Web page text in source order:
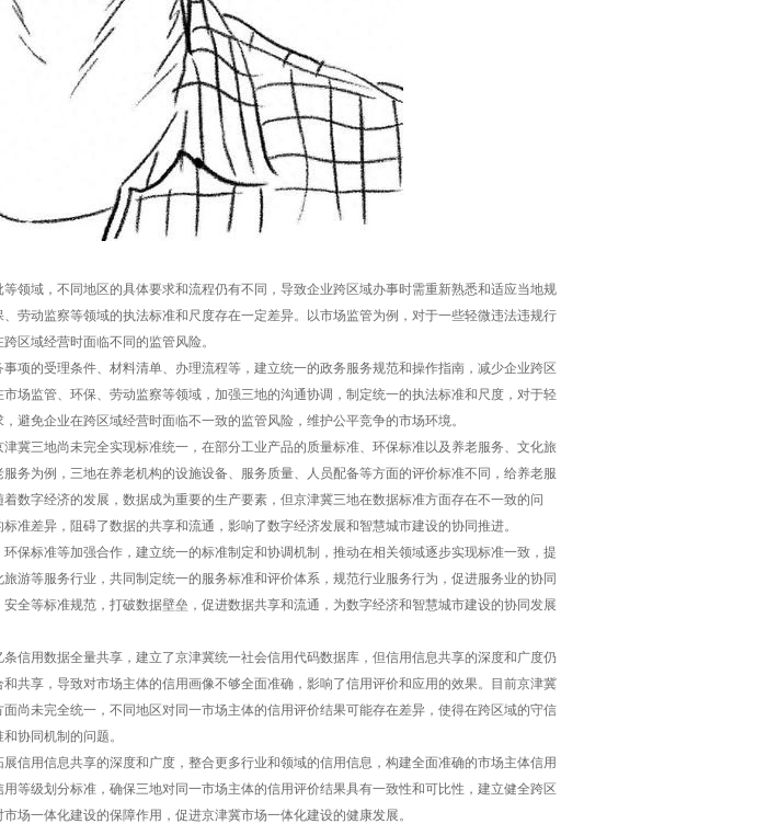
领域，不同地区的具体要求和流程仍有不同，导致企业跨区域办事时需重新熟悉和适应当地规
劳动监察等领域的执法标准和尺度存在一定差异。以市场监管为例，对于一些轻微违法违规行
区域经营时面临不同的监管风险。
项的受理条件、材料清单、办理流程等，建立统一的政务服务规范和操作指南，减少企业跨区
场监管、环保、劳动监察等领域，加强三地的沟通协调，制定统一的执法标准和尺度，对于轻
避免企业在跨区域经营时面临不一致的监管风险，维护公平竞争的市场环境。
冀三地尚未完全实现标准统一，在部分工业产品的质量标准、环保标准以及养老服务、文化旅
务为例，三地在养老机构的设施设备、服务质量、人员配备等方面的评价标准不同，给养老服
数字经济的发展，数据成为重要的生产要素，但京津冀三地在数据标准方面存在不一致的问
准差异，阻碍了数据的共享和流通，影响了数字经济发展和智慧城市建设的协同推进。
保标准等加强合作，建立统一的标准制定和协调机制，推动在相关领域逐步实现标准一致，提
游等服务行业，共同制定统一的服务标准和评价体系，规范行业服务行为，促进服务业的协同
全等标准规范，打破数据壁垒，促进数据共享和流通，为数字经济和智慧城市建设的协同发展
信用数据全量共享，建立了京津冀统一社会信用代码数据库，但信用信息共享的深度和广度仍
共享，导致对市场主体的信用画像不够全面准确，影响了信用评价和应用的效果。目前京津冀
尚未完全统一，不同地区对同一市场主体的信用评价结果可能存在差异，使得在跨区域的守信
协同机制的问题。
信用信息共享的深度和广度，整合更多行业和领域的信用信息，构建全面准确的市场主体信用
等级划分标准，确保三地对同一市场主体的信用评价结果具有一致性和可比性，建立健全跨区
场一体化建设的保障作用，促进京津冀市场一体化建设的健康发展。